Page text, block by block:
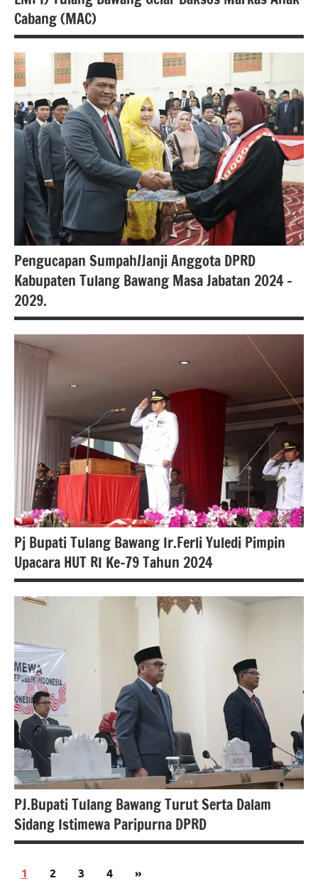
Cabang (MAC)
Berita
lampung
berita
nasional
Berita
tulang
bawang
Pengucapan Sumpah/Janji Anggota DPRD
Kabupaten Tulang Bawang Masa Jabatan 2024 –
2029.
Berita
nasional
Berita
tulang
bawang
Pj Bupati Tulang Bawang Ir.Ferli Yuledi Pimpin
Upacara HUT RI Ke-79 Tahun 2024
berita
nasional
Berita
tulang
bawang
PJ.Bupati Tulang Bawang Turut Serta Dalam
Sidang Istimewa Paripurna DPRD
Berita
Paginasi
1 2 3 4
Next
»